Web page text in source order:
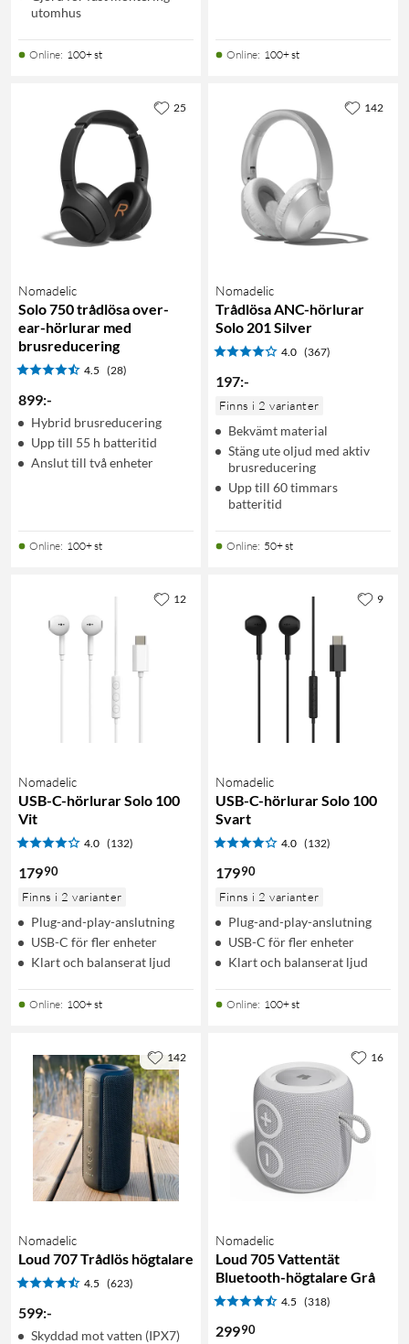
utomhus
Online: 100+ st Online: 100+ st
Nomadelic
Solo 750 trådlösa over-
ear-hörlurar med
brusreducering
4.5 (28)
899:-
Hybrid brusreducering
Upp till 55 h batteritid
Anslut till två enheter
Online: 100+ st
25
Nomadelic
Trådlösa ANC-hörlurar
Solo 201 Silver
4.0 (367)
197:-
Finns i 2 varianter
Bekvämt material
Stäng ute oljud med aktiv
brusreducering
Upp till 60 timmars
batteritid
Online: 50+ st
142
Nomadelic
USB-C-hörlurar Solo 100
Vit
4.0 (132)
17990
Finns i 2 varianter
Plug-and-play-anslutning
USB-C för fler enheter
Klart och balanserat ljud
Online: 100+ st
12
Nomadelic
USB-C-hörlurar Solo 100
Svart
4.0 (132)
17990
Finns i 2 varianter
Plug-and-play-anslutning
USB-C för fler enheter
Klart och balanserat ljud
Online: 100+ st
9
Nomadelic
Loud 707 Trådlös högtalare
4.5 (623)
599:-
Skyddad mot vatten (IPX7)
142
Nomadelic
Loud 705 Vattentät
Bluetooth-högtalare Grå
4.5 (318)
29990
16